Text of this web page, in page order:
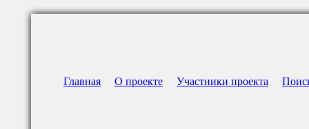
Главная О проекте Участники проекта